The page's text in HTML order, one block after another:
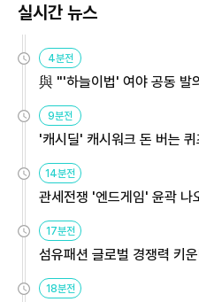
실시간 뉴스
4분전
與 "'하늘이법' 여야 공동 발
9분전
'캐시딜' 캐시워크 돈 버는
14분전
관세전쟁 '엔드게임' 윤곽
17분전
섬유패션 글로벌 경쟁력 키
18분전